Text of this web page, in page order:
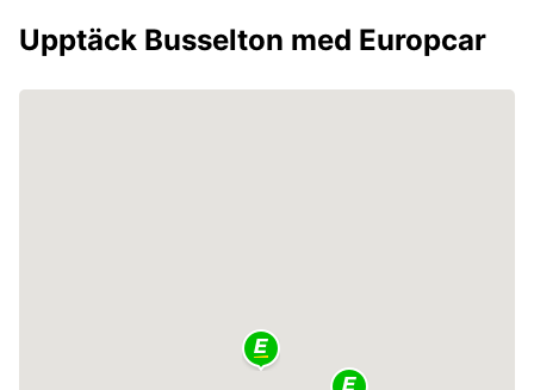
Upptäck Busselton med Europcar